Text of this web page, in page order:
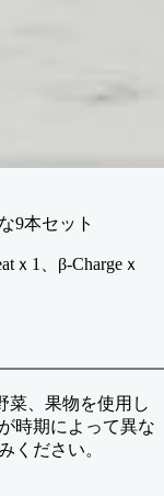
9本セット
ｘ1、β-Chargeｘ
菜、果物を使用し
時期によって異な
ください。